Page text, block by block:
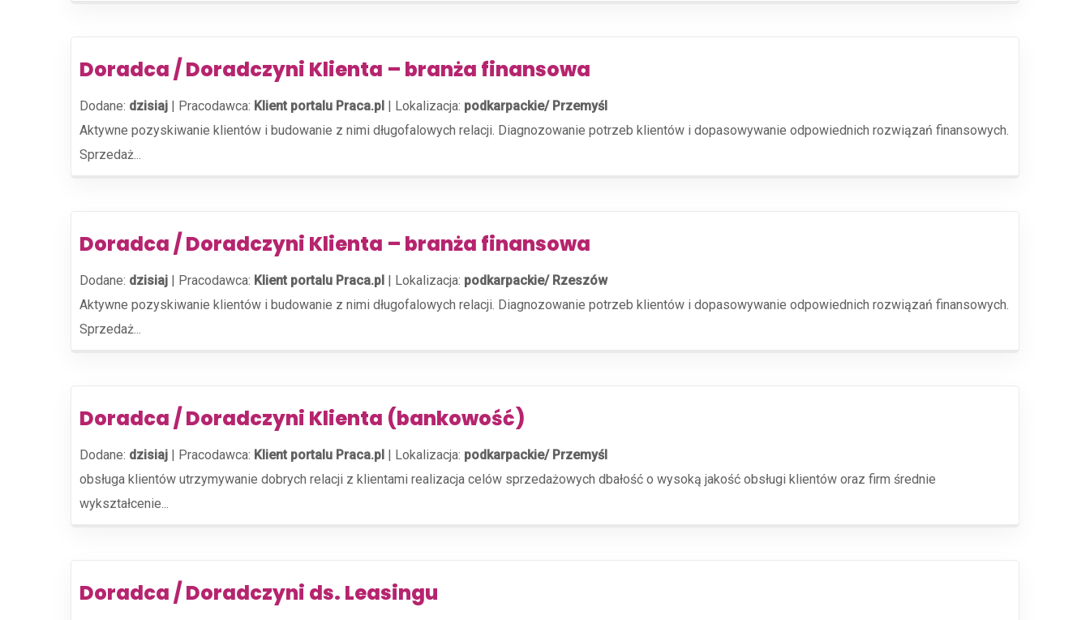
Doradca / Doradczyni Klienta – branża finansowa
Dodane: dzisiaj | Pracodawca: Klient portalu Praca.pl | Lokalizacja: podkarpackie/ Przemyśl
Aktywne pozyskiwanie klientów i budowanie z nimi długofalowych relacji. Diagnozowanie potrzeb klientów i dopasowywanie odpowiednich rozwiązań finansowych.
Sprzedaż...
Doradca / Doradczyni Klienta – branża finansowa
Dodane: dzisiaj | Pracodawca: Klient portalu Praca.pl | Lokalizacja: podkarpackie/ Rzeszów
Aktywne pozyskiwanie klientów i budowanie z nimi długofalowych relacji. Diagnozowanie potrzeb klientów i dopasowywanie odpowiednich rozwiązań finansowych.
Sprzedaż...
Doradca / Doradczyni Klienta (bankowość)
Dodane: dzisiaj | Pracodawca: Klient portalu Praca.pl | Lokalizacja: podkarpackie/ Przemyśl
obsługa klientów utrzymywanie dobrych relacji z klientami realizacja celów sprzedażowych dbałość o wysoką jakość obsługi klientów oraz firm średnie
wykształcenie...
Doradca / Doradczyni ds. Leasingu